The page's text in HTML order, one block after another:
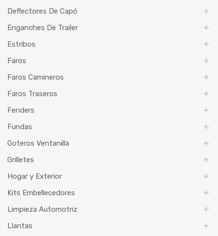
Deflectores De Capó
Enganches De Trailer
Estribos
Faros
Faros Camineros
Faros Traseros
Fenders
Fundas
Goteros Ventanilla
Grilletes
Hogar y Exterior
Kits Embellecedores
Limpieza Automotriz
Llantas